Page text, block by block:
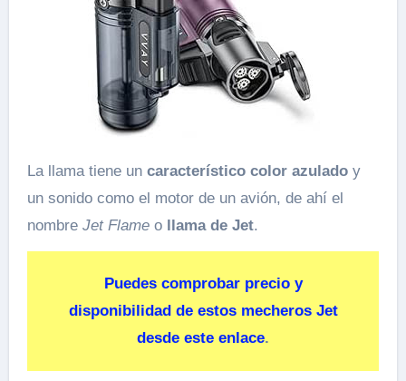
La llama tiene un característico color azuladoy
un sonido como el motor de un avión, de ahí el
nombre Jet Flameo llama de Jet.
Puedes comprobar precio y
disponibilidad de estos mecheros Jet
desde este enlace.